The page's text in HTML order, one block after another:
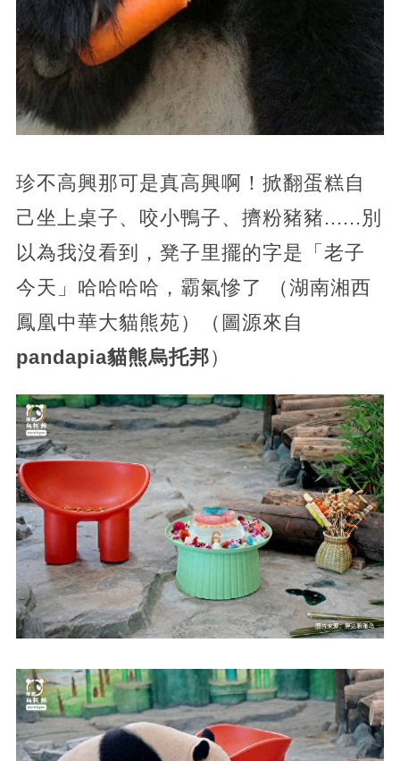
​珍不高興那可是真高興啊！掀翻蛋糕自
己坐上桌子、咬小鴨子、擠粉豬豬......別
以為我沒看到，凳子里擺的字是「老子
今天」哈哈哈哈，霸氣慘了 （湖南湘西
鳳凰中華大貓熊苑）（圖源來自
pandapia貓熊烏托邦）